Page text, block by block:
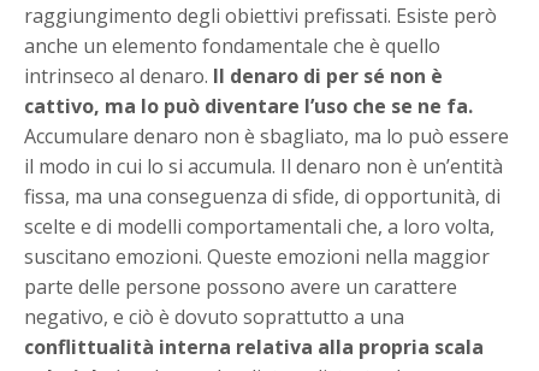
raggiungimento degli obiettivi prefissati. Esiste però
anche un elemento fondamentale che è quello
intrinseco al denaro. Il denaro di per sé non è
cattivo, ma lo può diventare l’uso che se ne fa.
Accumulare denaro non è sbagliato, ma lo può essere
il modo in cui lo si accumula. Il denaro non è un’entità
fissa, ma una conseguenza di sfide, di opportunità, di
scelte e di modelli comportamentali che, a loro volta,
suscitano emozioni. Queste emozioni nella maggior
parte delle persone possono avere un carattere
negativo, e ciò è dovuto soprattutto a una
conflittualità interna relativa alla propria scala